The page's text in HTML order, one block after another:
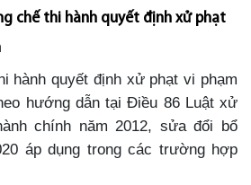
chế thi hành quyết định xử phạt
hành quyết định xử phạt vi phạm
hướng dẫn tại Điều 86 Luật xử
chính năm 2012, sửa đổi bổ
áp dụng trong các trường hợp